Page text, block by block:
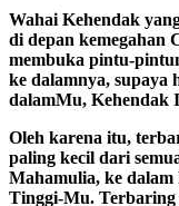
Wahai Kehendak
di depan kemegahan
membuka pintu-
ke dalamnya, supaya
dalamMu, Kehendak
Oleh karena itu,
paling kecil dari
Mahamulia, ke
Tinggi-Mu. Terbaring